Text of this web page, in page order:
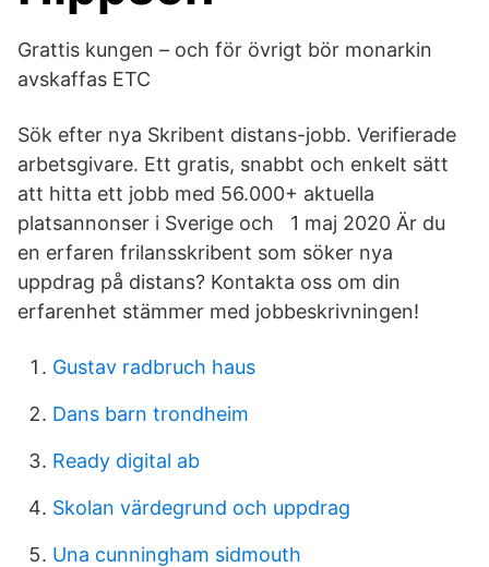
Grattis kungen – och för övrigt bör monarkin
avskaffas ETC
Sök efter nya Skribent distans-jobb. Verifierade
arbetsgivare. Ett gratis, snabbt och enkelt sätt
att hitta ett jobb med 56.000+ aktuella
platsannonser i Sverige och 1 maj 2020 Är du
en erfaren frilansskribent som söker nya
uppdrag på distans? Kontakta oss om din
erfarenhet stämmer med jobbeskrivningen!
Gustav radbruch haus
Dans barn trondheim
Ready digital ab
Skolan värdegrund och uppdrag
Una cunningham sidmouth